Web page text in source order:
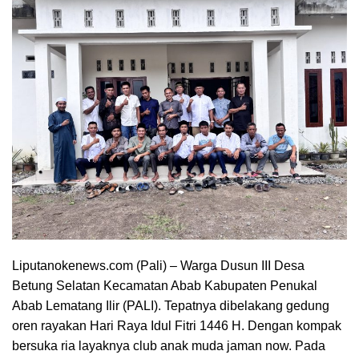
Liputanokenews.com (Pali) – Warga Dusun III Desa
Betung Selatan Kecamatan Abab Kabupaten Penukal
Abab Lematang Ilir (PALI). Tepatnya dibelakang gedung
oren rayakan Hari Raya Idul Fitri 1446 H. Dengan kompak
bersuka ria layaknya club anak muda jaman now. Pada